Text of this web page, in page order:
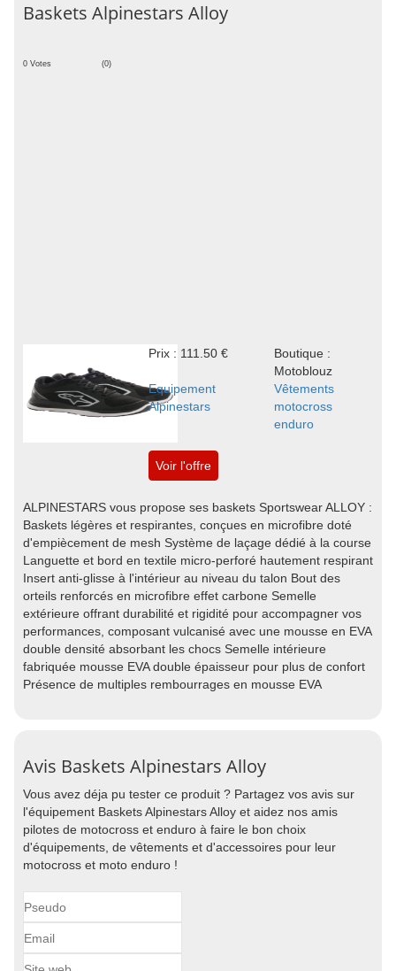
Baskets Alpinestars Alloy
0 Votes (0)
Prix : 111.50 €
Boutique :
Motoblouz
Equipement
Alpinestars
Vêtements
motocross
enduro
Voir l'offre
ALPINESTARS vous propose ses baskets Sportswear ALLOY :
Baskets légères et respirantes, conçues en microfibre doté
d'empiècement de mesh Système de laçage dédié à la course
Languette et bord en textile micro-perforé hautement respirant
Insert anti-glisse à l'intérieur au niveau du talon Bout des
orteils renforcés en microfibre effet carbone Semelle
extérieure offrant durabilité et rigidité pour accompagner vos
performances, composant vulcanisé avec une mousse en EVA
double densité absorbant les chocs Semelle intérieure
fabriquée mousse EVA double épaisseur pour plus de confort
Présence de multiples rembourrages en mousse EVA
Avis Baskets Alpinestars Alloy
Vous avez déja pu tester ce produit ? Partagez vos avis sur
l'équipement Baskets Alpinestars Alloy et aidez nos amis
pilotes de motocross et enduro à faire le bon choix
d'équipements, de vêtements et d'accessoires pour leur
motocross et moto enduro !